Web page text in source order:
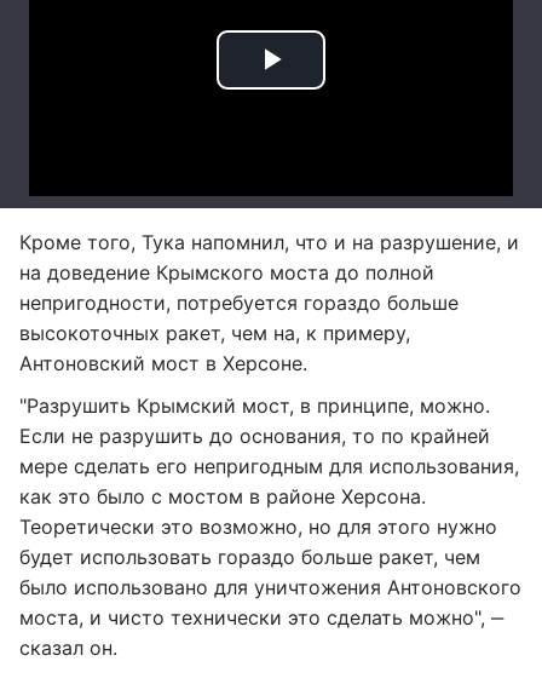
Кроме того, Тука напомнил, что и на разрушение, и
на доведение Крымского моста до полной
непригодности, потребуется гораздо больше
высокоточных ракет, чем на, к примеру,
Антоновский мост в Херсоне.
"Разрушить Крымский мост, в принципе, можно.
Если не разрушить до основания, то по крайней
мере сделать его непригодным для использования,
как это было с мостом в районе Херсона.
Теоретически это возможно, но для этого нужно
будет использовать гораздо больше ракет, чем
было использовано для уничтожения Антоновского
моста, и чисто технически это сделать можно", ‒
сказал он.